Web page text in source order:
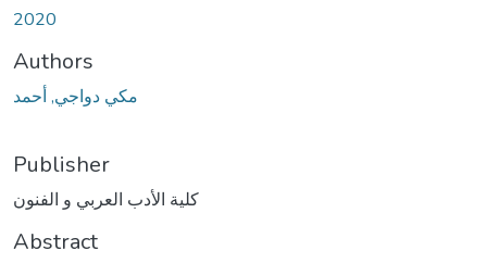
2020
Authors
مكي دواجي, أحمد
Publisher
كلية الأدب العربي و الفنون
Abstract